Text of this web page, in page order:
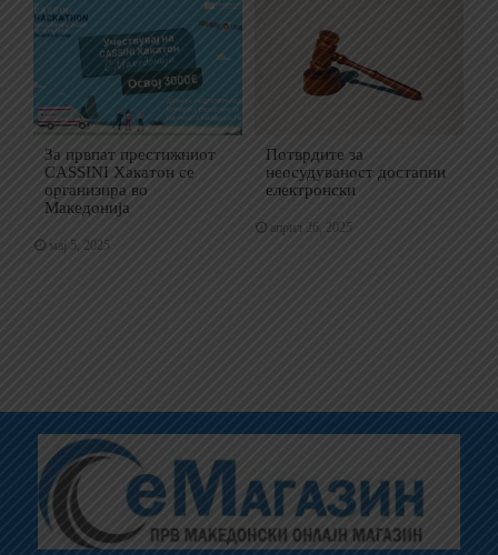
За првпат престижниот
CASSINI Хакатон се
организира во
Македонија
мај 5, 2025
Потврдите за
неосудуваност достапни
електронски
април 26, 2025